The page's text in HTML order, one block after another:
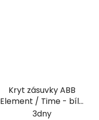
Kryt zásuvky ABB
Element / Time - bílá
/ ledová šedá
3dny